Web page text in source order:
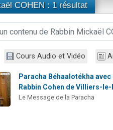
COHEN : 1 résultat
Cours Audio et Vidéo
Paracha Béhaalotékha avec
Rabbin Cohen de Villiers-le-
Le Message de la Paracha